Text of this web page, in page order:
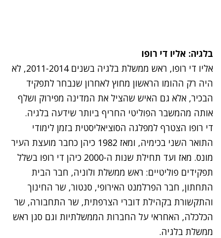
בלגיה: אליו די רופו
אליו די רופו, ראש ממשלת בלגיה בשנים 2011-2014, לא
היה רק ההומו הראשון מחוץ לאחרון שנבחר לתפקיד
הבכיר, אלא גם האיש שהציל את המדינה מפירוק ושלף
אותה מהמשבר הפוליטי החריף ביותר שידעה בלגיה.
די רופו הצטרף למפלגה הסוציאליסטית בזמן לימודי
התואר השני בכימיה, ומאז 1982 כיהן כחבר מועצת העיר
מונס. מאז ועד תחילת שנות ה-2000 כיהן די רופו בשלל
תפקידים פוליטיים: ראש ממשלת ולוניה, חבר הבית
התחתון, חבר הפרלמנט האירופי, סנטור, שר החינוך
והתקשורת בקהילת דוברי הצרפתית, שר התחבורה, שר
הכלכלה, האחראי על החברות הממשלתיות וגם סגן ראש
ממשלת בלגיה.